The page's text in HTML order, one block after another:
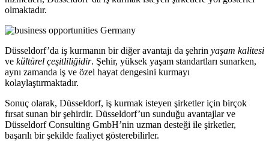
olmaktadır.
Düsseldorf’da iş kurmanın bir diğer avantajı da şehrin yaşam kalitesi
ve kültürel çeşitliliğidir. Şehir, yüksek yaşam standartları sunarken,
aynı zamanda iş ve özel hayat dengesini kurmayı
kolaylaştırmaktadır.
Sonuç olarak, Düsseldorf, iş kurmak isteyen şirketler için birçok
fırsat sunan bir şehirdir. Düsseldorf’un sunduğu avantajlar ve
Düsseldorf Consulting GmbH’nin uzman desteği ile şirketler,
başarılı bir şekilde faaliyet gösterebilirler.